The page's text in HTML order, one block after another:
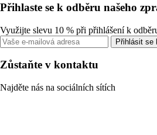
Přihlaste se k odběru našeho
Využijte slevu 10 % při přihlášení k
Přihlásit se
Zůstaňte v kontaktu
Najděte nás na sociálních sítích